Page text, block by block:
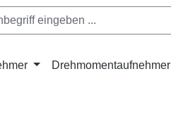
Drehmomentaufnehmer